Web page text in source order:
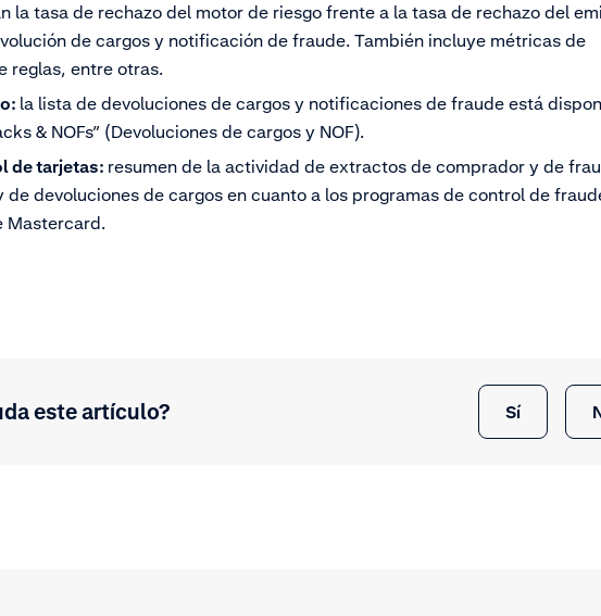
la tasa de rechazo del motor de riesgo frente a la tasa de rechazo del
de cargos y notificación de fraude. También incluye métricas de
reglas, entre otras.
la lista de devoluciones de cargos y notificaciones de fraude está
& NOFs” (Devoluciones de cargos y NOF).
de tarjetas: resumen de la actividad de extractos de comprador y de
de devoluciones de cargos en cuanto a los programas de control de
Mastercard.
este artículo? Sí